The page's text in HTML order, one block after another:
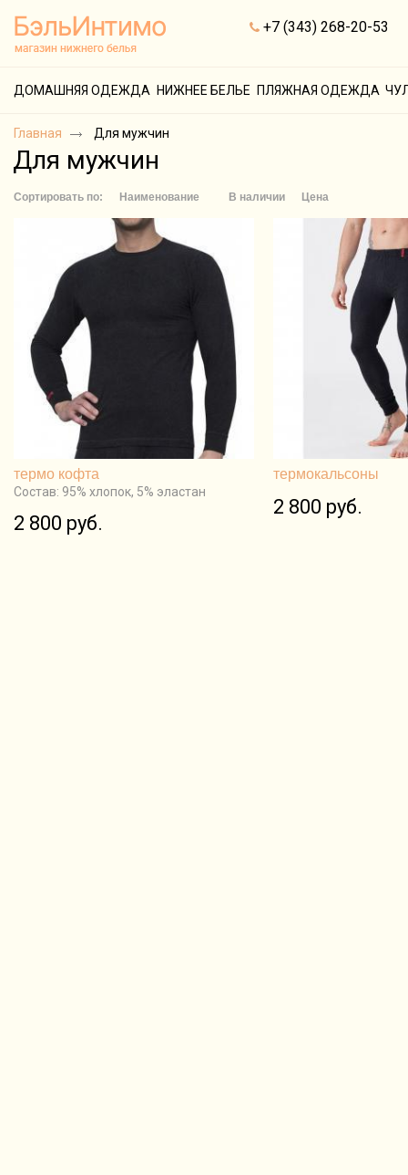
+7 (343) 268-20-53
ДОМАШНЯЯ ОДЕЖДА НИЖНЕЕ БЕЛЬЕ ПЛЯЖНАЯ ОДЕЖДА
Главная Для мужчин
Для мужчин
Сортировать по: Наименование В наличии Цена
термо кофта
Состав: 95% хлопок, 5% эластан
2 800 руб.
термокальсоны
2 800 руб.